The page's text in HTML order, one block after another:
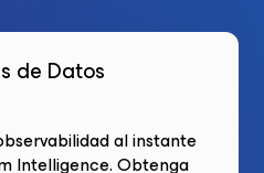
de Datos
al instante
Intelligence. Obtenga